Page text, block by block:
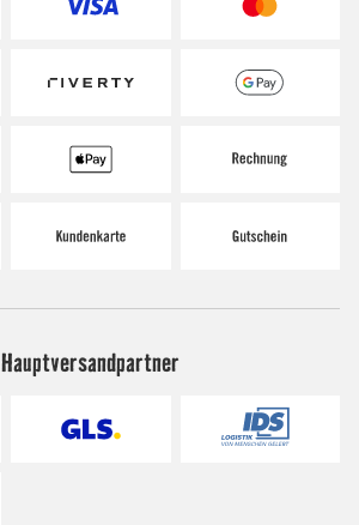
Hauptversandpartner